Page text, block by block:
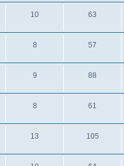
10 63
8 57
9 88
8 61
13 105